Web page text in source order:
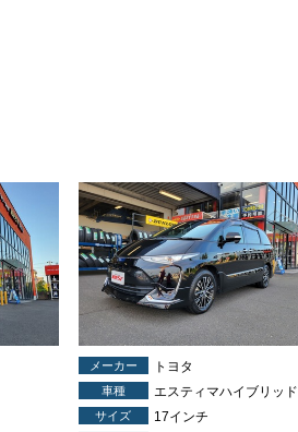
メーカー トヨタ
車種 エスティマハイブリッド
サイズ 17インチ